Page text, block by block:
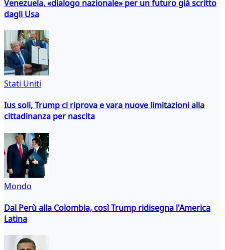
Venezuela, «dialogo nazionale» per un futuro già scritto
dagli Usa
Stati Uniti
Ius soli, Trump ci riprova e vara nuove limitazioni alla
cittadinanza per nascita
Mondo
Dal Perù alla Colombia, così Trump ridisegna l'America
Latina